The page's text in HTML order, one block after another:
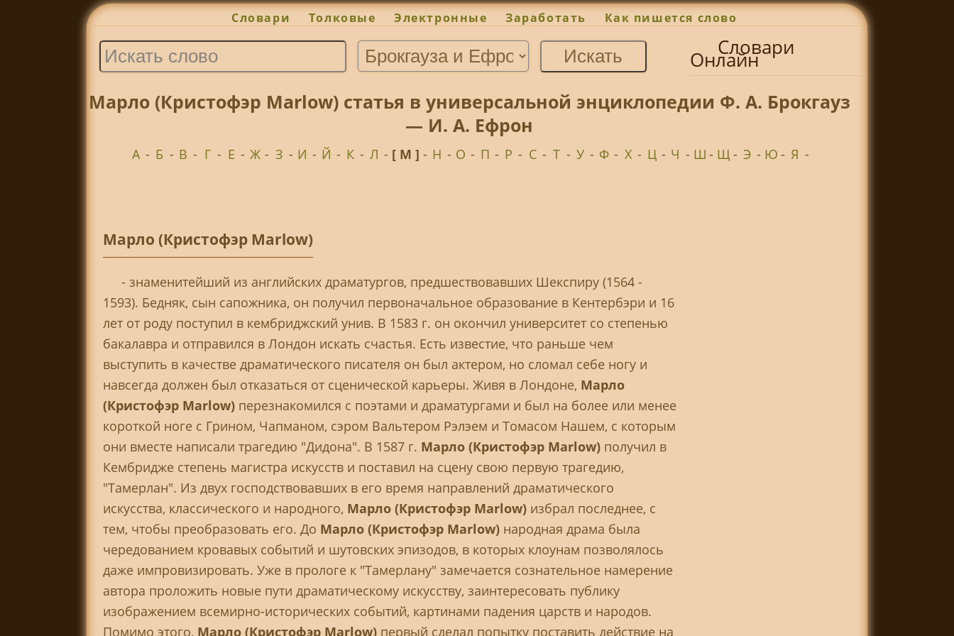
Словари Толковые Электронные Заработать Как пишется слово
Словари
Онлайн
Марло (Кристофэр Marlow) статья в универсальной энциклопедии Ф. А. Брокгауз
— И. А. Ефрон
А - Б - В - Г - Е - Ж - З - И - Й - К - Л - [ М ]- Н - О - П - Р - С - Т - У - Ф - Х - Ц - Ч - Ш - Щ- Э - Ю- Я -
Марло (Кристофэр Marlow)
- знаменитейший из английских драматургов, предшествовавших Шекспиру (1564 -
1593). Бедняк, сын сапожника, он получил первоначальное образование в Кентербэри и 16
лет от роду поступил в кембриджский унив. В 1583 г. он окончил университет со степенью
бакалавра и отправился в Лондон искать счастья. Есть известие, что раньше чем
выступить в качестве драматического писателя он был актером, но сломал себе ногу и
навсегда должен был отказаться от сценической карьеры. Живя в Лондоне, Марло
(Кристофэр Marlow) перезнакомился с поэтами и драматургами и был на более или менее
короткой ноге с Грином, Чапманом, сэром Вальтером Рэлэем и Томасом Нашем, с которым
они вместе написали трагедию "Дидона". В 1587 г. Марло (Кристофэр Marlow) получил в
Кембридже степень магистра искусств и поставил на сцену свою первую трагедию,
"Тамерлан". Из двух господствовавших в его время направлений драматического
искусства, классического и народного, Марло (Кристофэр Marlow) избрал последнее, с
тем, чтобы преобразовать его. До Марло (Кристофэр Marlow) народная драма была
чередованием кровавых событий и шутовских эпизодов, в которых клоунам позволялось
даже импровизировать. Уже в прологе к "Тамерлану" замечается сознательное намерение
автора проложить новые пути драматическому искусству, заинтересовать публику
изображением всемирно-исторических событий, картинами падения царств и народов.
Помимо этого, Марло (Кристофэр Marlow) первый сделал попытку поставить действие на